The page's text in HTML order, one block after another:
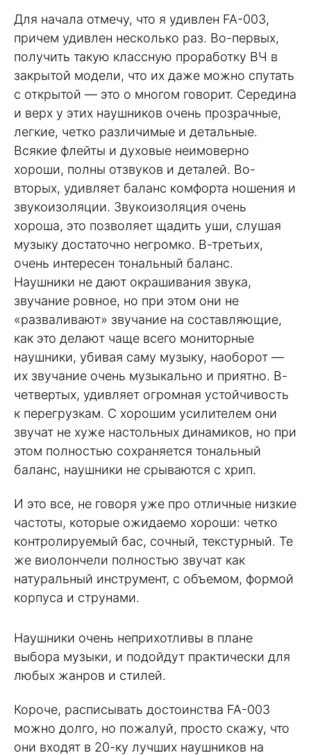
Для начала отмечу, что я удивлен FA-003,
причем удивлен несколько раз. Во-первых,
получить такую классную проработку ВЧ в
закрытой модели, что их даже можно спутать
с открытой — это о многом говорит. Середина
и верх у этих наушников очень прозрачные,
легкие, четко различимые и детальные.
Всякие флейты и духовые неимоверно
хороши, полны отзвуков и деталей. Во-
вторых, удивляет баланс комфорта ношения и
звукоизоляции. Звукоизоляция очень
хороша, это позволяет щадить уши, слушая
музыку достаточно негромко. В-третьих,
очень интересен тональный баланс.
Наушники не дают окрашивания звука,
звучание ровное, но при этом они не
«разваливают» звучание на составляющие,
как это делают чаще всего мониторные
наушники, убивая саму музыку, наоборот —
их звучание очень музыкально и приятно. В-
четвертых, удивляет огромная устойчивость
к перегрузкам. С хорошим усилителем они
звучат не хуже настольных динамиков, но при
этом полностью сохраняется тональный
баланс, наушники не срываются с хрип.
И это все, не говоря уже про отличные низкие
частоты, которые ожидаемо хороши: четко
контролируемый бас, сочный, текстурный. Те
же виолончели полностью звучат как
натуральный инструмент, с объемом, формой
корпуса и струнами.
Наушники очень неприхотливы в плане
выбора музыки, и подойдут практически для
любых жанров и стилей.
Короче, расписывать достоинства FA-003
можно долго, но пожалуй, просто скажу, что
они входят в 20-ку лучших наушников на